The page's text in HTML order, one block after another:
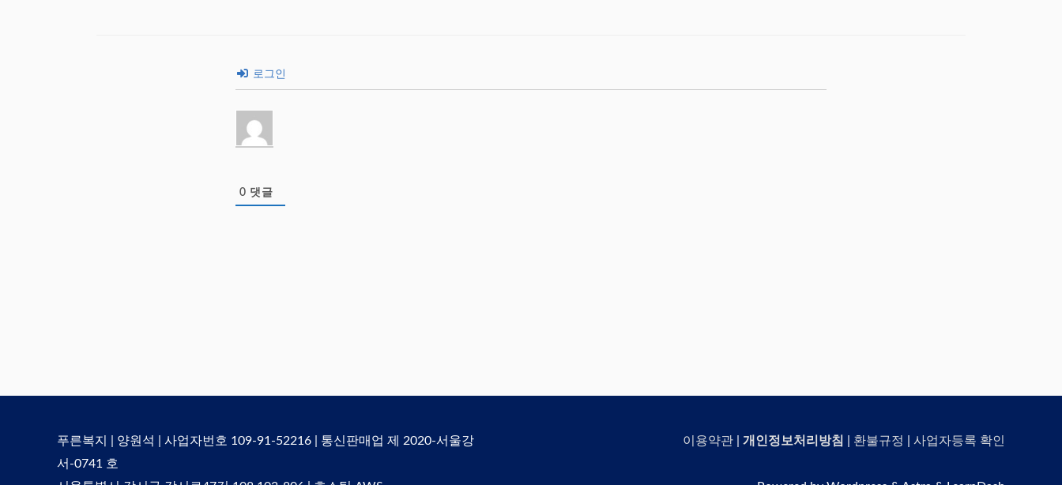
로그인
0 댓글
푸른복지 | 양원석 | 사업자번호 109-91-52216 | 통신판매업 제 2020-서울강
서-0741 호
이용약관 개인정보처리방침 환불규정 사업자등록 확인